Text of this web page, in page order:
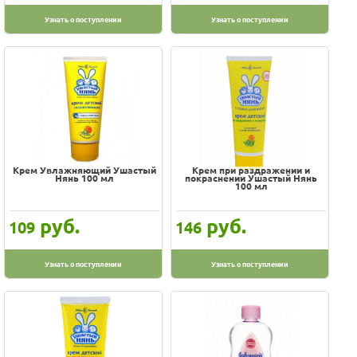
Pigeon
Курносики
Ледниковый период
Мир Детства
Наша Мама
Раптор
Смешарики
Ушастый Нянь
Флиптопия
Узнать о поступлении Узнать о поступлении
Крем Увлажняющий Ушастый
Нянь 100 мл
109 руб.
Узнать о поступлении
Крем при раздражении и
покраснении Ушастый Нянь
100 мл
146 руб.
Узнать о поступлении